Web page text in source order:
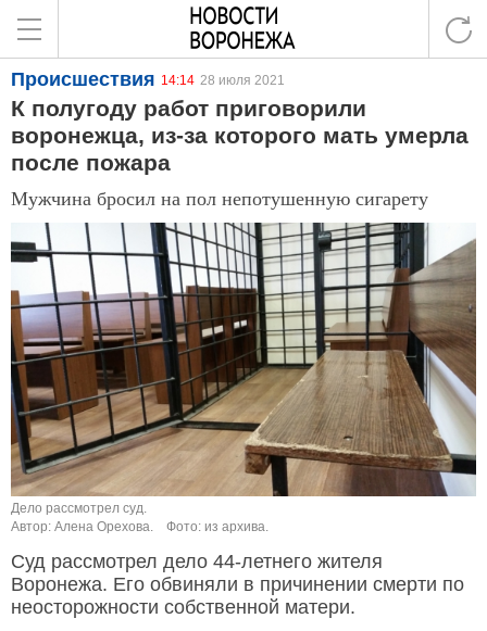
Происшествия 14:14 28 июля 2021
К полугоду работ приговорили
воронежца, из-за которого мать умерла
после пожара
Мужчина бросил на пол непотушенную сигарету
Дело рассмотрел суд.
Автор: Алена Орехова.
Фото: из архива.
Суд рассмотрел дело 44-летнего жителя
Воронежа. Его обвиняли в причинении смерти по
неосторожности собственной матери.